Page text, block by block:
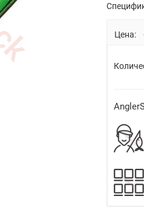
Цена: